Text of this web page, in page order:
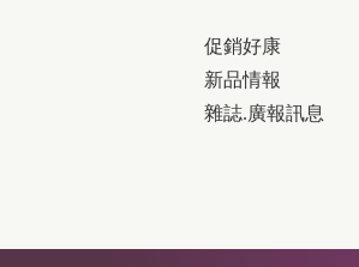
促銷好康
新品情報
雜誌.廣報訊息